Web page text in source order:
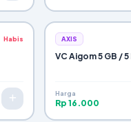
Habis AXIS
VC Aigom 5 GB / 5
Harga
Rp 16.000